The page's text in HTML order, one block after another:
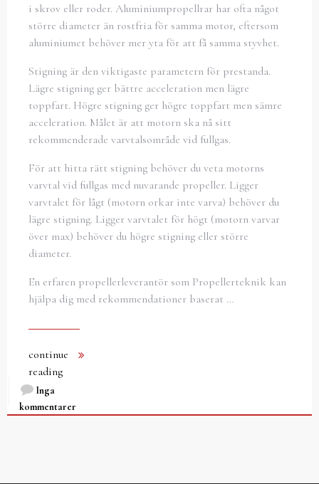
i skrov eller roder. Aluminiumpropellrar har ofta något
större diameter än rostfria för samma motor, eftersom
aluminiumet behöver mer yta för att få samma styvhet.
Stigning är den viktigaste parametern för prestanda.
Lägre stigning ger bättre acceleration men lägre
toppfart. Högre stigning ger högre toppfart men sämre
acceleration. Målet är att motorn ska nå sitt
rekommenderade varvtalsområde vid fullgas.
För att hitta rätt stigning behöver du veta motorns
varvtal vid fullgas med nuvarande propeller. Ligger
varvtalet för lågt (motorn orkar inte varva) behöver du
lägre stigning. Ligger varvtalet för högt (motorn varvar
över max) behöver du högre stigning eller större
diameter.
En erfaren propellerleverantör som Propellerteknik kan
hjälpa dig med rekommendationer baserat …
continue
reading
Inga
kommentarer